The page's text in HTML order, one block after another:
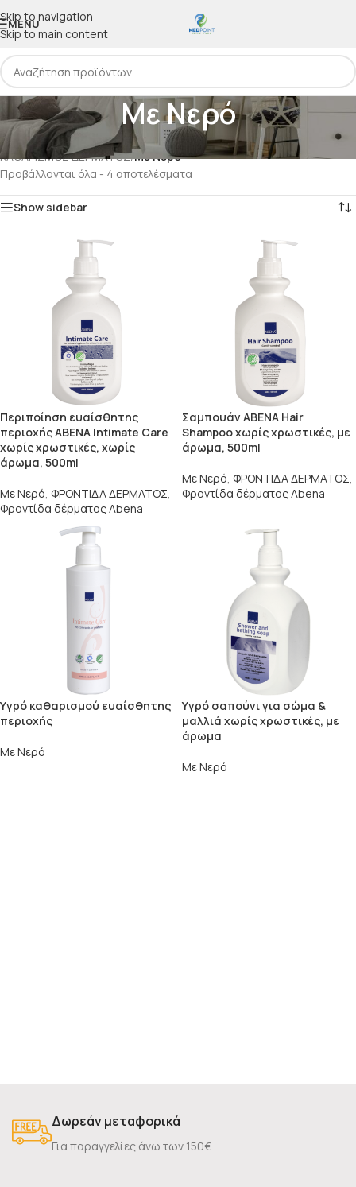
Skip to navigation
Skip to main content
MENU
Με Νερό
Αρχική/ΠΡΟΙΟΝΤΑ ΠΡΟΣΤΑΣΙΑΣ ΣΩΜΑΤΟΣ/
ΚΑΘΑΡΙΣΜΟΣ ΔΕΡΜΑΤΟΣ/Με Νερό
Προβάλλονται όλα - 4 αποτελέσματα
Show sidebar
Περιποίηση ευαίσθητης
περιοχής ABENA Intimate Care
χωρίς χρωστικές, χωρίς
άρωμα, 500ml
Με Νερό, ΦΡΟΝΤΙΔΑ ΔΕΡΜΑΤΟΣ,
Φροντίδα δέρματος Abena
Σαμπουάν ABENA Hair
Shampoo χωρίς χρωστικές, με
άρωμα, 500ml
Με Νερό, ΦΡΟΝΤΙΔΑ ΔΕΡΜΑΤΟΣ,
Φροντίδα δέρματος Abena
Υγρό καθαρισμού ευαίσθητης
περιοχής
Με Νερό
Υγρό σαπούνι για σώμα &
μαλλιά χωρίς χρωστικές, με
άρωμα
Με Νερό
Δωρεάν μεταφορικά
Για παραγγελίες άνω των 150€